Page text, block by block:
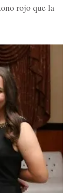
rojo que la